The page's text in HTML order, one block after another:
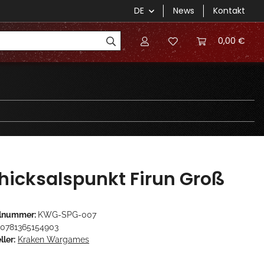
DE News Kontakt
0,00 €
Firun Groß
KWG-SPG-007
0781365154903
Kraken Wargames